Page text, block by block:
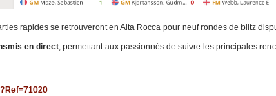
rapides se retrouveront en Alta Rocca pour neuf rondes de blitz
en direct, permettant aux passionnés de suivre les principales